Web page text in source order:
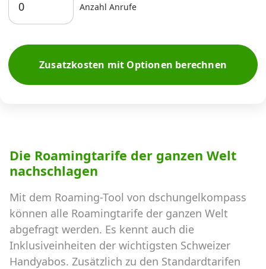
Anzahl Anrufe
Zusatzkosten mit Optionen berechnen
Die Roamingtarife der ganzen Welt
nachschlagen
Mit dem Roaming-Tool von dschungelkompass
können alle Roamingtarife der ganzen Welt
abgefragt werden. Es kennt auch die
Inklusiveinheiten der wichtigsten Schweizer
Handyabos. Zusätzlich zu den Standardtarifen